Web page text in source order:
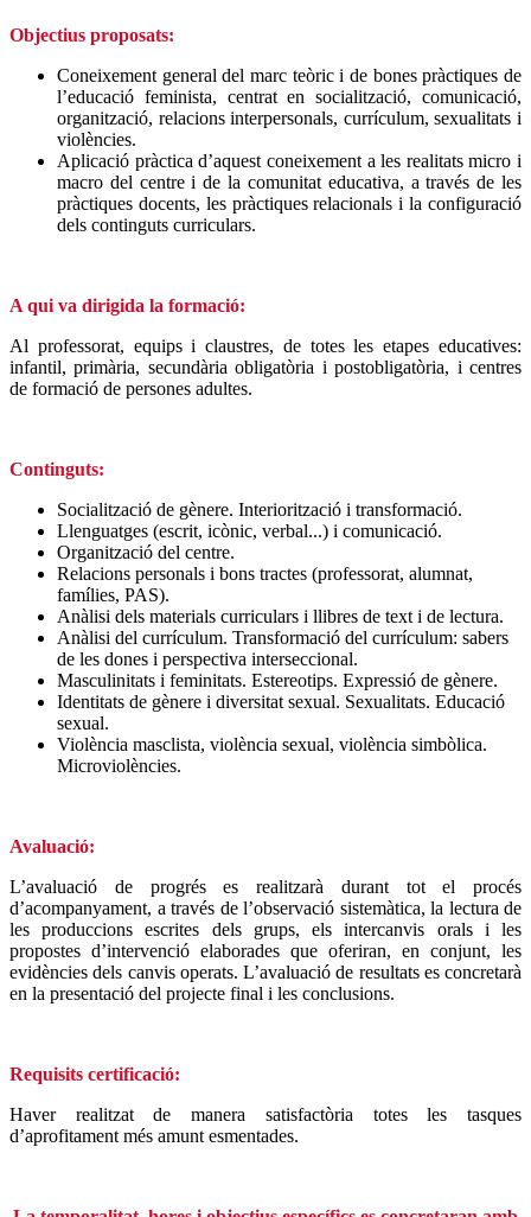
Objectius proposats:
Coneixement general del marc teòric i de bones pràctiques de
l’educació feminista, centrat en socialització, comunicació,
organització, relacions interpersonals, currículum, sexualitats i
violències.
Aplicació pràctica d’aquest coneixement a les realitats micro i
macro del centre i de la comunitat educativa, a través de les
pràctiques docents, les pràctiques relacionals i la configuració
dels continguts curriculars.
A qui va dirigida la formació:
Al professorat, equips i claustres, de totes les etapes educatives:
infantil, primària, secundària obligatòria i postobligatòria, i centres
de formació de persones adultes.
Continguts:
Socialització de gènere. Interiorització i transformació.
Llenguatges (escrit, icònic, verbal...) i comunicació.
Organització del centre.
Relacions personals i bons tractes (professorat, alumnat,
famílies, PAS).
Anàlisi dels materials curriculars i llibres de text i de lectura.
Anàlisi del currículum. Transformació del currículum: sabers
de les dones i perspectiva interseccional.
Masculinitats i feminitats. Estereotips. Expressió de gènere.
Identitats de gènere i diversitat sexual. Sexualitats. Educació
sexual.
Violència masclista, violència sexual, violència simbòlica.
Microviolències.
Avaluació:
L’avaluació de progrés es realitzarà durant tot el procés
d’acompanyament, a través de l’observació sistemàtica, la lectura de
les produccions escrites dels grups, els intercanvis orals i les
propostes d’intervenció elaborades que oferiran, en conjunt, les
evidències dels canvis operats. L’avaluació de resultats es concretarà
en la presentació del projecte final i les conclusions.
Requisits certificació:
Haver realitzat de manera satisfactòria totes les tasques
d’aprofitament més amunt esmentades.